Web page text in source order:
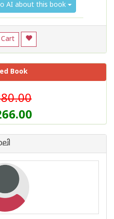
AI about this book
Book